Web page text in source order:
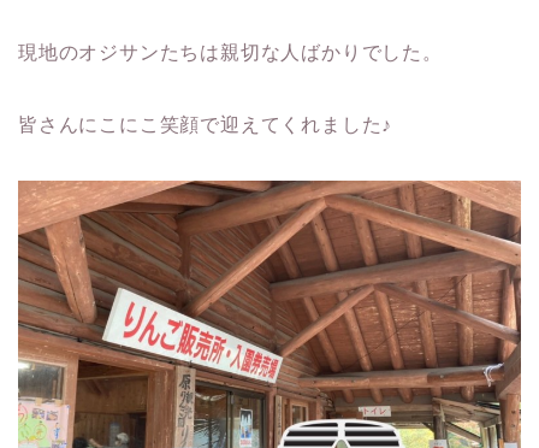
現地のオジサンたちは親切な人ばかりでした。
皆さんにこにこ笑顔で迎えてくれました♪